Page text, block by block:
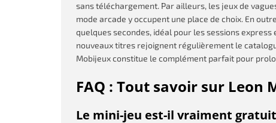
sans téléchargement. Par ailleurs, les jeux de
mode arcade y occupent une place de choix. En
quelques secondes, idéal pour les sessions express
nouveaux titres rejoignent régulièrement le
Mobijeux constitue le complément parfait pour
FAQ : Tout savoir sur Leon
Le mini-jeu est-il vraiment